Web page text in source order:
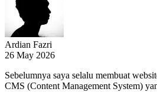
Ardian Fazri
26 May 2026
Sebelumnya saya selalu membuat
CMS (Content Management System)